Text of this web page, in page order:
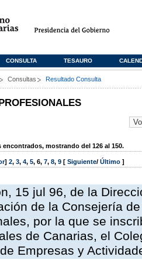
CONSULTA TESAURO
Consultas Resultado Consulta
encontrados, mostrando del 126 al 150.
] 2, 3, 4, 5, 6, 7, 8, 9 [ Siguiente/ Último ]
15 jul 96, de la
de la Consejería
por la que se
de Canarias, el
Empresas y